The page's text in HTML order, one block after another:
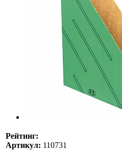
Рейтинг:
Артикул: 110731